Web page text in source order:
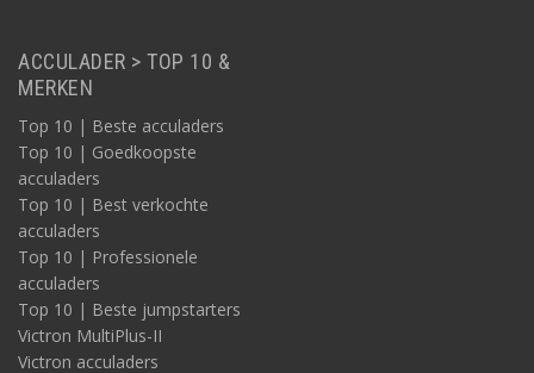
ACCULADER > TOP 10 &
MERKEN
Top 10 | Beste acculaders
Top 10 | Goedkoopste
acculaders
Top 10 | Best verkochte
acculaders
Top 10 | Professionele
acculaders
Top 10 | Beste jumpstarters
Victron MultiPlus-II
Victron acculaders